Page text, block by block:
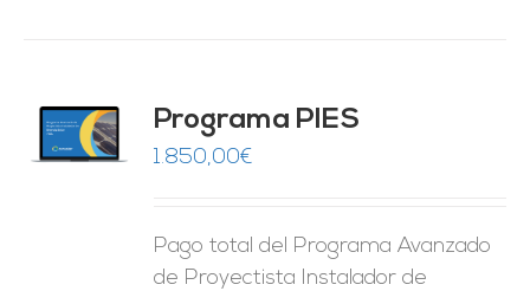
Programa PIES
1.850,00€
Pago total del Programa Avanzado
de Proyectista Instalador de